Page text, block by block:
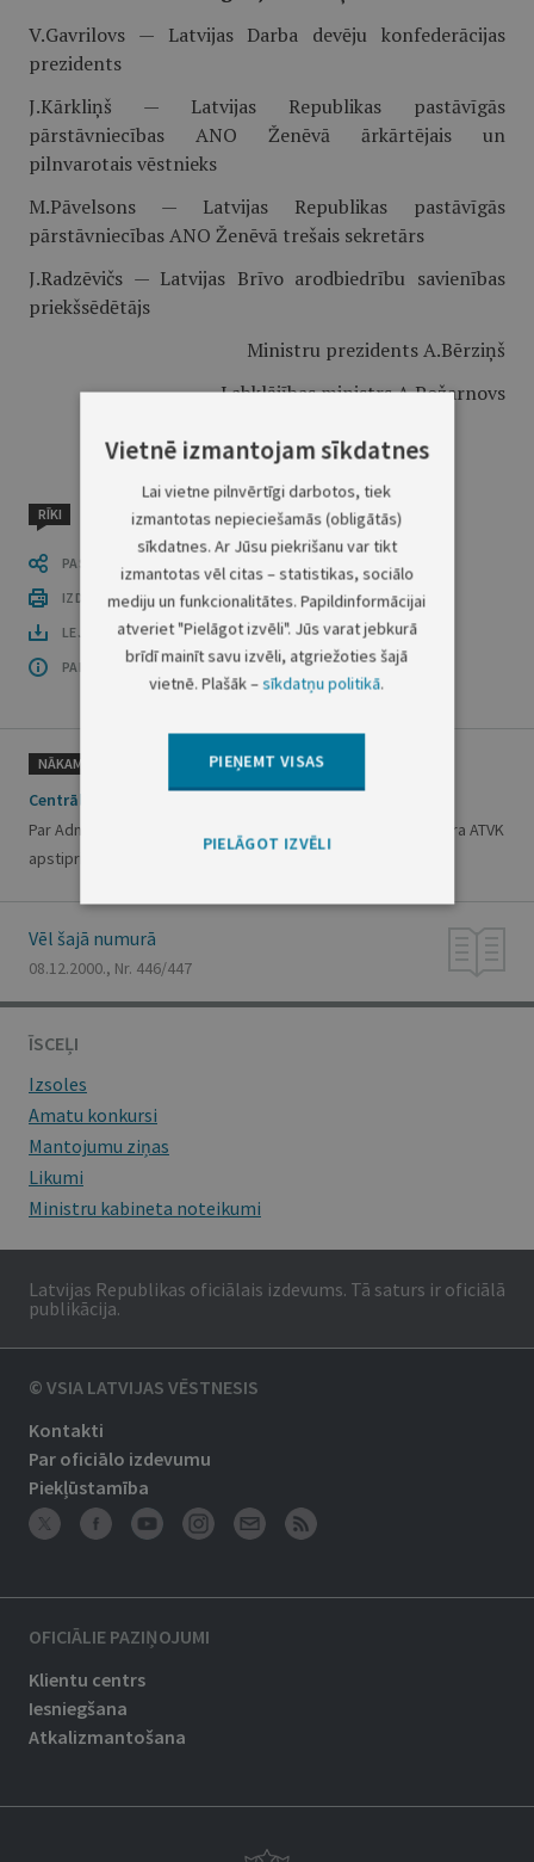
V.Gavrilovs — Latvijas Darba devēju konfederācijas
prezidents
J.Kārkliņš — Latvijas Republikas pastāvīgās
pārstāvniecības ANO Ženēvā ārkārtējais un
pilnvarotais vēstnieks
M.Pāvelsons — Latvijas Republikas pastāvīgās
pārstāvniecības ANO Ženēvā trešais sekretārs
J.Radzēvičs — Latvijas Brīvo arodbiedrību savienības
priekšsēdētājs
Ministru prezidents A.Bērziņš
Labklājības ministrs A.Požarnovs
RĪKI
PASTĀSTI CITIEM
IZDRUKĀT PUBLIKĀCIJU
LEJUPLĀDĒT LAIDIENU (PDF)
PAR OFICIĀLO IZDEVUMU
NĀKAMAIS
Centrālās statistikas pārvaldes lēmums Nr.41
Par Administratīvo teritoriju un teritoriālo vienību klasifikatora ATVK
apstiprināšanu
Vēl šajā numurā
08.12.2000., Nr. 446/447
ĪSCEĻI
Izsoles
Amatu konkursi
Mantojumu ziņas
Likumi
Ministru kabineta noteikumi
Latvijas Republikas oficiālais izdevums. Tā saturs ir oficiālā
publikācija.
© VSIA LATVIJAS VĒSTNESIS
Kontakti
Par oficiālo izdevumu
Piekļūstamība
OFICIĀLIE PAZIŅOJUMI
Klientu centrs
Iesniegšana
Atkalizmantošana
Vietnē izmantojam sīkdatnes
Lai vietne pilnvērtīgi darbotos, tiek
izmantotas nepieciešamās (obligātās)
sīkdatnes. Ar Jūsu piekrišanu var tikt
izmantotas vēl citas – statistikas, sociālo
mediju un funkcionalitātes. Papildinformācijai
atveriet "Pielāgot izvēli". Jūs varat jebkurā
brīdī mainīt savu izvēli, atgriežoties šajā
vietnē. Plašāk –sīkdatņu politikā.
PIEŅEMT VISAS
PIELĀGOT IZVĒLI